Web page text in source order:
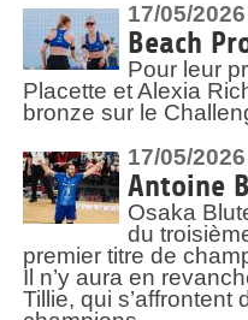
17/05/2026
Beach
Pour leur
Placette et Alexia
bronze sur le
17/05/2026
Antoine
Osaka
du
premier titre de
Il n’y aura en
Tillie, qui